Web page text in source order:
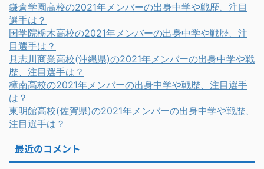
鎌倉学園高校の2021年メンバーの出身中学や戦歴、注目
選手は？
国学院栃木高校の2021年メンバーの出身中学や戦歴、注
目選手は？
具志川商業高校(沖縄県)の2021年メンバーの出身中学や戦
歴、注目選手は？
樟南高校の2021年メンバーの出身中学や戦歴、注目選手
は？
東明館高校(佐賀県)の2021年メンバーの出身中学や戦歴、
注目選手は？
最近のコメント